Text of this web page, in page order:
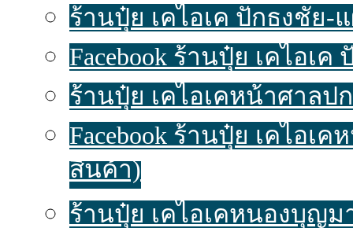
ร้านปุ๋ย เคไอเค ปักธงชัย-
Facebook ร้านปุ๋ย เคไอ
ร้านปุ๋ย เคไอเคหน้าศาลป
Facebook ร้านปุ๋ย เคไอ
สินค้า)
ร้านปุ๋ย เคไอเคหนองบุญ